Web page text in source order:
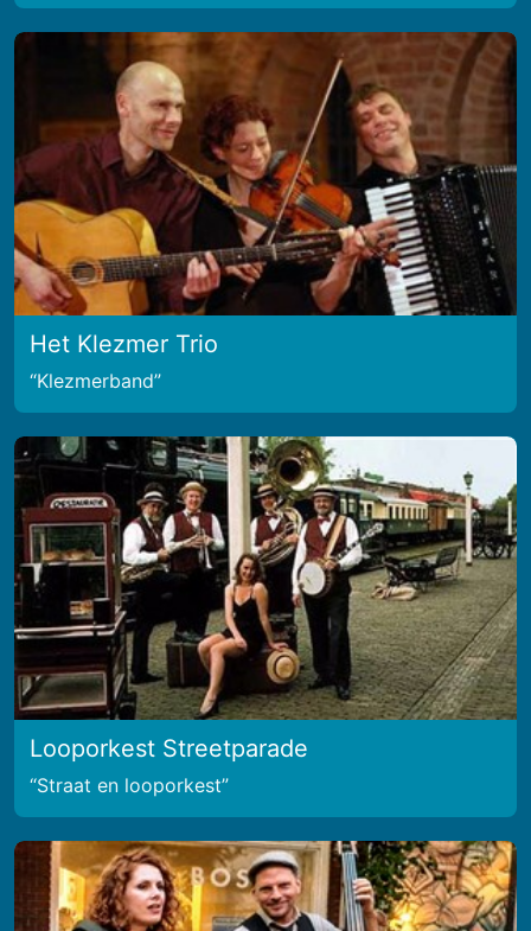
Het Klezmer Trio
Klezmerband
Looporkest Streetparade
Straat en looporkest